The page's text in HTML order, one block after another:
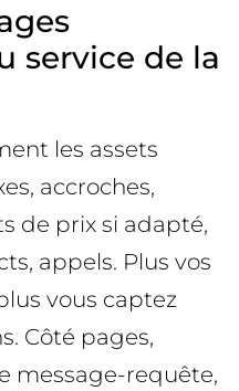
service de la
les assets
accroches,
de prix si adapté,
appels. Plus vos
vous captez
Côté pages,
message-requête,